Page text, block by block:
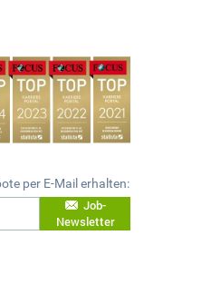
per E-Mail erhalten:
Job-
Newsletter